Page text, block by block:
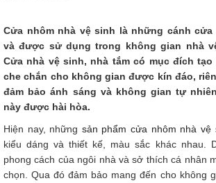
Cửa nhôm nhà vệ sinh là những cánh
và được sử dụng trong không gian nhà
Cửa nhà vệ sinh, nhà tắm có mục đích
che chắn cho không gian được kín đáo,
đảm bảo ánh sáng và không gian tự
này được hài hòa.
Hiện nay, những sản phẩm cửa nhôm nhà vệ
kiểu dáng và thiết kế, màu sắc khác nhau.
phong cách của ngôi nhà và sở thích cá nhân
chọn. Qua đó đảm bảo mang đến cho không